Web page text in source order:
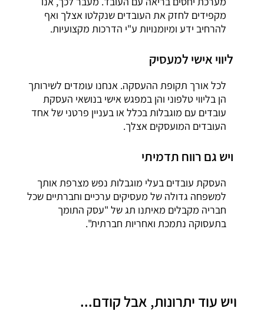
מקפידים לחזק את העובדים שנקלטו אצלך ואף
להרחיב ידע ומיומנויות ע"י הדרכות מקצועיות.
לכל אורך תקופת ההעסקה. אנחנו עומדים לשירותך
הן בליווי טלפוני והן במפגש אישי בנושאי העסקת
עובדים עם מוגבלות בכלל או בעניין פרטני של אחד
העובדים המועסקים אצלך.
ליווי אישי למעסיק
העסקת עובדים בעלי מוגבלות נפש מצרפת אותך
למשפחה גדולה של מעסיקים ערכיים וחברתיים שכל
חבריה מקבלים מאיתנו תג של "עסק התומך
בתעסוקה נתמכת ואחריות חברתית".
ויש גם רווח תדמיתי
ויש עוד יתרונות, אבל קודם...